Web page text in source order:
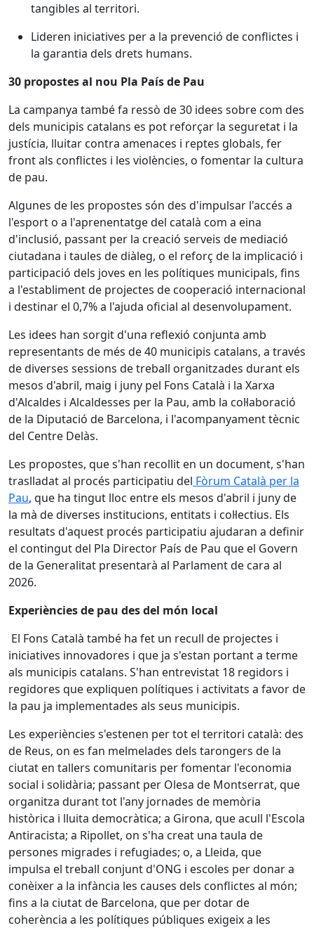
tangibles al territori.
Lideren iniciatives per a la prevenció de conflictes i
la garantia dels drets humans.
30 propostes al nou Pla País de Pau
La campanya també fa ressò de 30 idees sobre com des
dels municipis catalans es pot reforçar la seguretat i la
justícia, lluitar contra amenaces i reptes globals, fer
front als conflictes i les violències, o fomentar la cultura
de pau.
Algunes de les propostes són des d'impulsar l'accés a
l'esport o a l'aprenentatge del català com a eina
d'inclusió, passant per la creació serveis de mediació
ciutadana i taules de diàleg, o el reforç de la implicació i
participació dels joves en les polítiques municipals, fins
a l'establiment de projectes de cooperació internacional
i destinar el 0,7% a l'ajuda oficial al desenvolupament.
Les idees han sorgit d'una reflexió conjunta amb
representants de més de 40 municipis catalans, a través
de diverses sessions de treball organitzades durant els
mesos d'abril, maig i juny pel Fons Català i la Xarxa
d'Alcaldes i Alcaldesses per la Pau, amb la col·laboració
de la Diputació de Barcelona, i l'acompanyament tècnic
del Centre Delàs.
Les propostes, que s'han recollit en un document, s'han
traslladat al procés participatiu del Fòrum Català per la
Pau, que ha tingut lloc entre els mesos d'abril i juny de
la mà de diverses institucions, entitats i col·lectius. Els
resultats d'aquest procés participatiu ajudaran a definir
el contingut del Pla Director País de Pau que el Govern
de la Generalitat presentarà al Parlament de cara al
2026.
Experiències de pau des del món local
El Fons Català també ha fet un recull de projectes i
iniciatives innovadores i que ja s'estan portant a terme
als municipis catalans. S'han entrevistat 18 regidors i
regidores que expliquen polítiques i activitats a favor de
la pau ja implementades als seus municipis.
Les experiències s'estenen per tot el territori català: des
de Reus, on es fan melmelades dels tarongers de la
ciutat en tallers comunitaris per fomentar l'economia
social i solidària; passant per Olesa de Montserrat, que
organitza durant tot l'any jornades de memòria
històrica i lluita democràtica; a Girona, que acull l'Escola
Antiracista; a Ripollet, on s'ha creat una taula de
persones migrades i refugiades; o, a Lleida, que
impulsa el treball conjunt d'ONG i escoles per donar a
conèixer a la infància les causes dels conflictes al món;
fins a la ciutat de Barcelona, que per dotar de
coherència a les polítiques públiques exigeix a les